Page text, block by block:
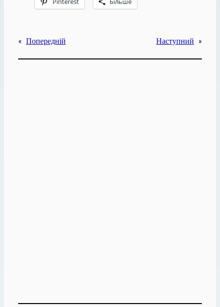
« Попередній Наступний »